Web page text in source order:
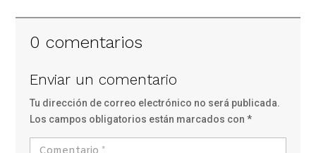
0 comentarios
Enviar un comentario
Tu dirección de correo electrónico no será publicada.
Los campos obligatorios están marcados con*